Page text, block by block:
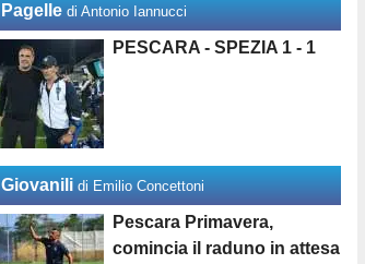
Pagelle di Antonio Iannucci
PESCARA - SPEZIA 1 - 1
Giovanili di Emilio Concettoni
Pescara Primavera,
comincia il raduno in attesa